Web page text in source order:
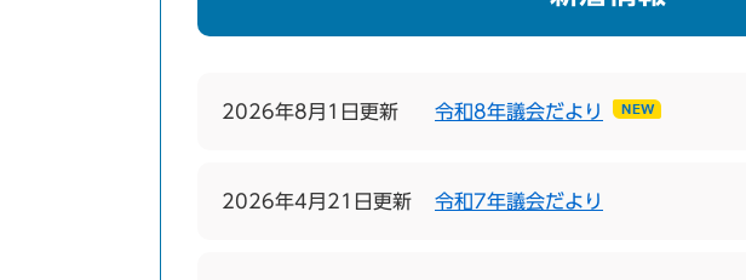
2026年8月1日更新 令和8年議会だより
2026年4月21日更新 令和7年議会だより